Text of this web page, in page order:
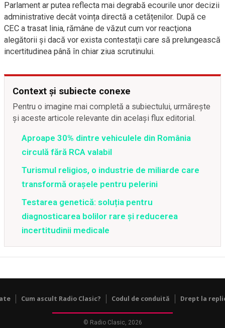
Parlament ar putea reflecta mai degrabă ecourile unor decizii
administrative decât voința directă a cetățenilor. După ce
CEC a trasat linia, rămâne de văzut cum vor reacţiona
alegătorii şi dacă vor exista contestaţii care să prelungească
incertitudinea până în chiar ziua scrutinului.
Context și subiecte conexe
Pentru o imagine mai completă a subiectului, urmărește
și aceste articole relevante din același flux editorial.
Aproape 30% dintre vehiculele din România
circulă fără RCA valabil
Turismul religios, o industrie de miliarde care
transformă orașele pentru pelerini
Testarea genetică: soluția pentru
diagnosticarea bolilor rare și reducerea
incertitudinii medicale
Cum ascult Radio Clasic? Codul de conduită Drept la
© Radio Clasic, 2026